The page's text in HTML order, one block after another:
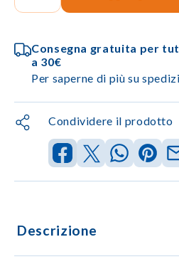
Consegna gratuita per
a 30€
Per saperne di più su
Condividere il prodotto
Descrizione